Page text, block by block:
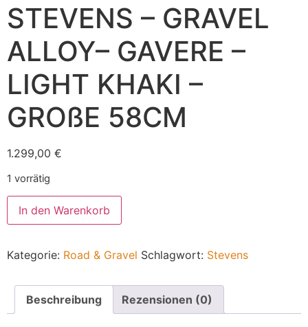
STEVENS – GRAVEL
ALLOY– GAVERE –
LIGHT KHAKI –
GROßE 58CM
1.299,00 €
1 vorrätig
In den Warenkorb
Kategorie: Road & Gravel Schlagwort: Stevens
Beschreibung Rezensionen (0)